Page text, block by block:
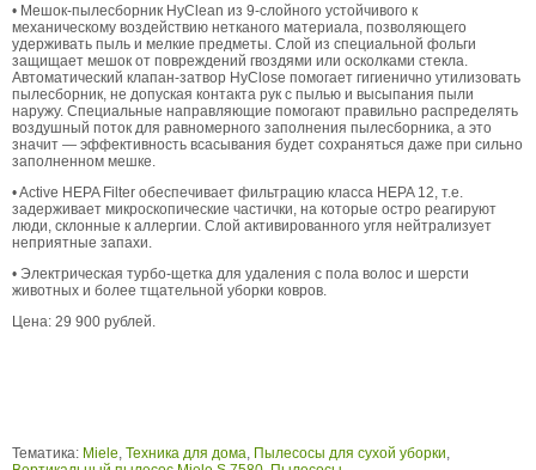
• Мешок-пылесборник НуClean из 9-слойного устойчивого к
механическому воздействию нетканого материала, позволяющего
удерживать пыль и мелкие предметы. Слой из специальной фольги
защищает мешок от повреждений гвоздями или осколками стекла.
Автоматический клапан-затвор HyClose помогает гигиенично утилизовать
пылесборник, не допуская контакта рук с пылью и высыпания пыли
наружу. Специальные направляющие помогают правильно распределять
воздушный поток для равномерного заполнения пылесборника, а это
значит — эффективность всасывания будет сохраняться даже при сильно
заполненном мешке.
• Active HEPA Filter обеспечивает фильтрацию класса HEPA 12, т.е.
задерживает микроскопические частички, на которые остро реагируют
люди, склонные к аллергии. Слой активированного угля нейтрализует
неприятные запахи.
• Электрическая турбо-щетка для удаления с пола волос и шерсти
животных и более тщательной уборки ковров.
Цена: 29 900 рублей.
Тематика: Miele Техника для дома Пылесосы для сухой уборки